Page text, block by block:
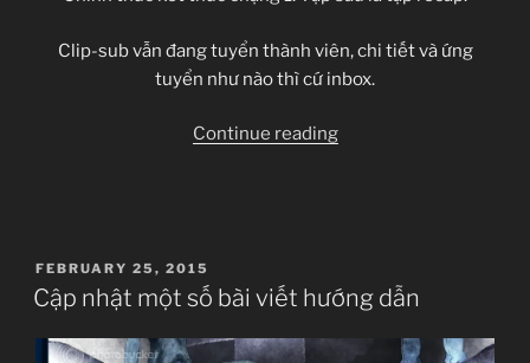
Clip-sub vẫn đang tuyển thành viên, chi tiết và ứng
tuyển như nào thì cứ inbox.
Continue reading“Arslan
POSTED
ON
FEBRUARY 25, 2015
Cập nhật một số bài viết hướng dẫn